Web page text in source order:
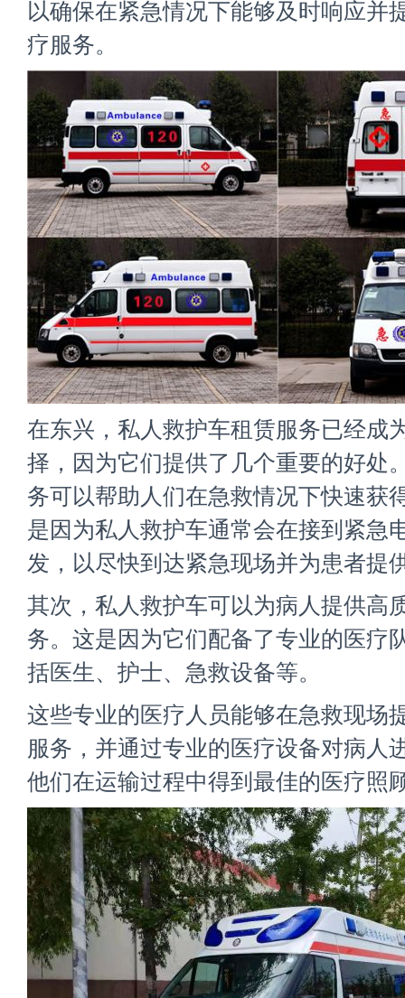
以确保在紧急情况下能够及时响应并
疗服务。
在东兴，私人救护车租赁服务已经成
择，因为它们提供了几个重要的好处
务可以帮助人们在急救情况下快速获
是因为私人救护车通常会在接到紧急
发，以尽快到达紧急现场并为患者提
其次，私人救护车可以为病人提供高
务。这是因为它们配备了专业的医疗
括医生、护士、急救设备等。
这些专业的医疗人员能够在急救现场
服务，并通过专业的医疗设备对病人
他们在运输过程中得到最佳的医疗照